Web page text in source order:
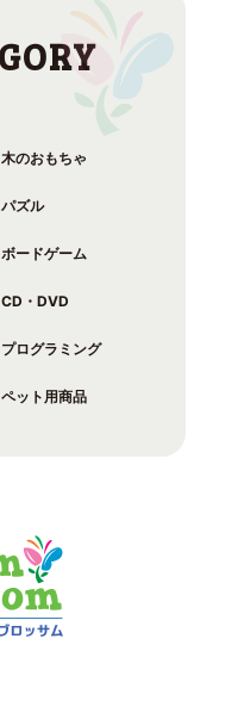
木のおもちゃ
パズル
ボードゲーム
CD・DVD
プログラミング
ペット用商品